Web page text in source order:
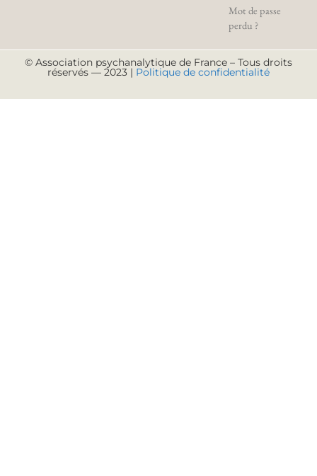
Mot de passe
perdu ?
© Association psychanalytique de France – Tous droits
réservés — 2023 | Politique de confidentialité